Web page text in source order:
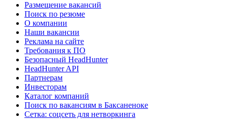
Размещение вакансий
Поиск по резюме
О компании
Наши вакансии
Реклама на сайте
Требования к ПО
Безопасный HeadHunter
HeadHunter API
Партнерам
Инвесторам
Каталог компаний
Поиск по вакансиям в Баксаненоке
Сетка: соцсеть для нетворкинга